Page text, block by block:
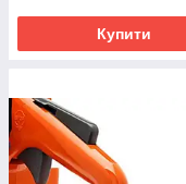
Купити